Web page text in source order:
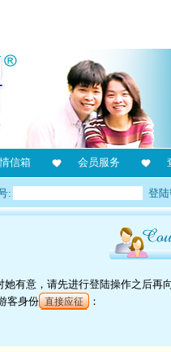
信箱 会员服务
: 登
她有意，请先进行登陆操作之后
客身份 直接应征 ：